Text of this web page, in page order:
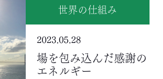
世界の仕組み
2023.05.28
場を包み込んだ感謝の
エネルギー